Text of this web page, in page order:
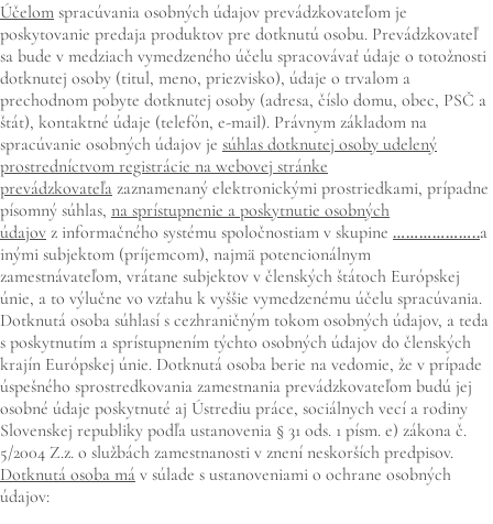
Účelom spracúvania osobných údajov prevádzkovateľom je
poskytovanie predaja produktov pre dotknutú osobu. Prevádzkovateľ
sa bude v medziach vymedzeného účelu spracovávať údaje o totožnosti
dotknutej osoby (titul, meno, priezvisko), údaje o trvalom a
prechodnom pobyte dotknutej osoby (adresa, číslo domu, obec, PSČ a
štát), kontaktné údaje (telefón, e-mail). Právnym základom na
spracúvanie osobných údajov je súhlas dotknutej osoby udelený
prostredníctvom registrácie na webovej stránke
prevádzkovateľa zaznamenaný elektronickými prostriedkami, prípadne
písomný súhlas, na sprístupnenie a poskytnutie osobných
údajov z informačného systému spoločnostiam v skupine ………………..a
inými subjektom (príjemcom), najmä potencionálnym
zamestnávateľom, vrátane subjektov v členských štátoch Európskej
únie, a to výlučne vo vzťahu k vyššie vymedzenému účelu spracúvania.
Dotknutá osoba súhlasí s cezhraničným tokom osobných údajov, a teda
s poskytnutím a sprístupnením týchto osobných údajov do členských
krajín Európskej únie. Dotknutá osoba berie na vedomie, že v prípade
úspešného sprostredkovania zamestnania prevádzkovateľom budú jej
osobné údaje poskytnuté aj Ústrediu práce, sociálnych vecí a rodiny
Slovenskej republiky podľa ustanovenia § 31 ods. 1 písm. e) zákona č.
5/2004 Z.z. o službách zamestnanosti v znení neskorších predpisov.
Dotknutá osoba má v súlade s ustanoveniami o ochrane osobných
údajov: